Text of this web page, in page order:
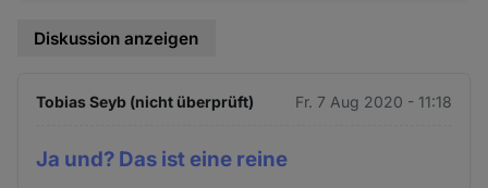
Diskussion anzeigen
Tobias Seyb (nicht überprüft) Fr. 7 Aug 2020 - 11:18
Ja und? Das ist eine reine